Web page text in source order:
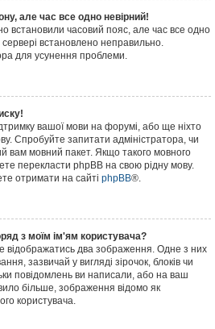
але час все одно невірний!
встановили часовий пояс, але час все одно
встановлено неправильно.
для усунення проблеми.
вашої мови на форумі, або ще ніхто
Спробуйте запитати адміністратора, чи
вам мовний пакет. Якщо такого мовного
перекласти phpBB на свою рідну мову.
отримати на сайті phpBB®.
з моїм ім'ям користувача?
відображатись два зображення. Одне з них
зазвичай у вигляді зірочок, блоків чи
повідомлень ви написали, або на ваш
більше, зображення відомо як
користувача.